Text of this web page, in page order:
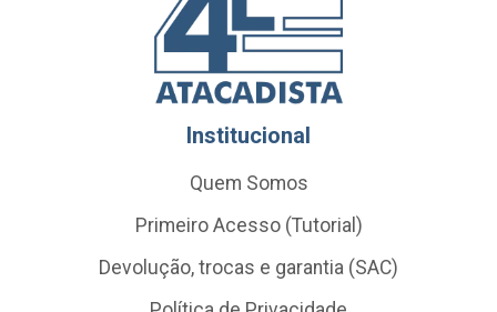
Institucional
Quem Somos
Primeiro Acesso (Tutorial)
Devolução, trocas e garantia (SAC)